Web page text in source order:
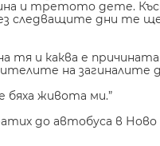
и третото дете.
следващите дни те
тя и каква е причината
на загиналите
бяха живота ми.”
до автобуса в Ново